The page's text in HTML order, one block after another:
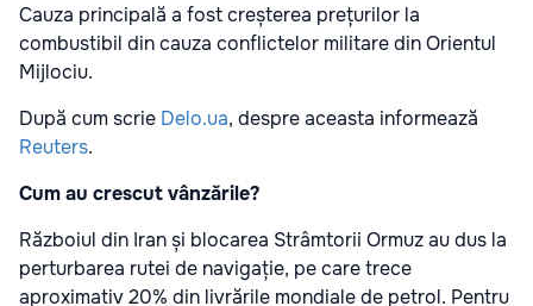
Cauza principală a fost creșterea prețurilor la
combustibil din cauza conflictelor militare din Orientul
Mijlociu.
După cum scrie Delo.ua, despre aceasta informează
Reuters.
Cum au crescut vânzările?
Războiul din Iran și blocarea Strâmtorii Ormuz au dus la
perturbarea rutei de navigație, pe care trece
aproximativ 20% din livrările mondiale de petrol. Pentru